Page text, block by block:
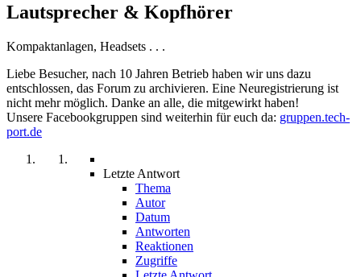
Lautsprecher & Kopfhörer
Kompaktanlagen, Headsets . . .
Liebe Besucher, nach 10 Jahren Betrieb haben wir uns dazu
entschlossen, das Forum zu archivieren. Eine Neuregistrierung ist
nicht mehr möglich. Danke an alle, die mitgewirkt haben!
Unsere Facebookgruppen sind weiterhin für euch da: gruppen.tech-
port.de
Letzte Antwort
Thema
Autor
Datum
Antworten
Reaktionen
Zugriffe